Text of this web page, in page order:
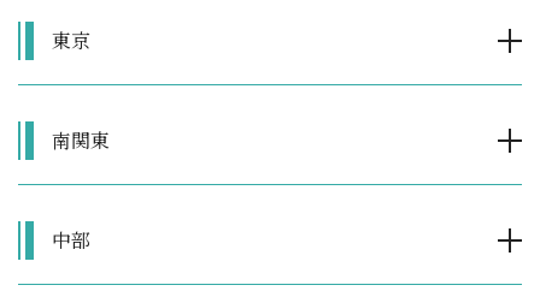
東京
南関東
中部